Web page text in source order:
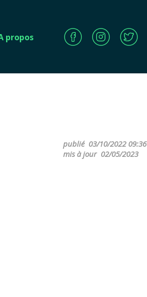
propos
publié 03/10/2022 09:36
mis à jour 02/05/2023